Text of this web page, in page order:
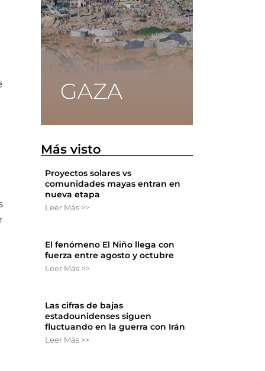
Más visto
Proyectos solares vs
comunidades mayas entran en
nueva etapa
Leer Más >>
El fenómeno El Niño llega con
fuerza entre agosto y octubre
Leer Más >>
Las cifras de bajas
estadounidenses siguen
fluctuando en la guerra con Irán
Leer Más >>